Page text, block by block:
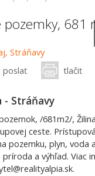
pozemky, 681
poslať tlačiť
- Stráňavy
/681m2/,
ceste.
pozemku, plyn, voda
a výhľad. Viac